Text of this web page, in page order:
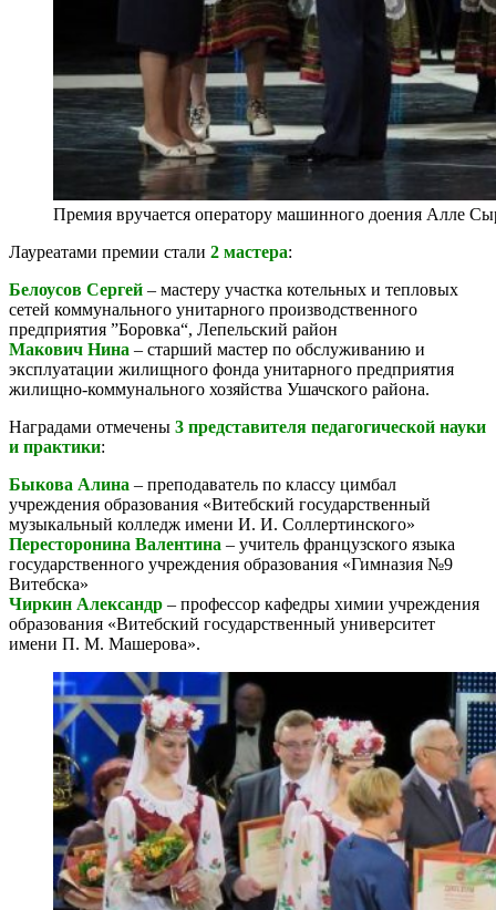
Премия вручается оператору машинного доения Алле
Лауреатами премии стали 2 мастера:
Белоусов Сергей – мастеру участка котельных и тепловых
сетей коммунального унитарного производственного
предприятия ”Боровка“, Лепельский район
Макович Нина – старший мастер по обслуживанию и
эксплуатации жилищного фонда унитарного предприятия
жилищно-коммунального хозяйства Ушачского района.
Наградами отмечены 3 представителя педагогической науки
и практики:
Быкова Алина – преподаватель по классу цимбал
учреждения образования «Витебский государственный
музыкальный колледж имени И. И. Соллертинского»
Пересторонина Валентина – учитель французского языка
государственного учреждения образования «Гимназия №9
Витебска»
Чиркин Александр – профессор кафедры химии учреждения
образования «Витебский государственный университет
имени П. М. Машерова».